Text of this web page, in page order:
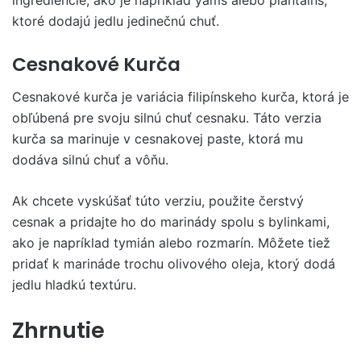
ktoré dodajú jedlu jedinečnú chuť.
Cesnakové Kurča
Cesnakové kurča je variácia filipínskeho kurča, ktorá je
obľúbená pre svoju silnú chuť cesnaku. Táto verzia
kurča sa marinuje v cesnakovej paste, ktorá mu
dodáva silnú chuť a vôňu.
Ak chcete vyskúšať túto verziu, použite čerstvý
cesnak a pridajte ho do marinády spolu s bylinkami,
ako je napríklad tymián alebo rozmarín. Môžete tiež
pridať k marináde trochu olivového oleja, ktorý dodá
jedlu hladkú textúru.
Zhrnutie